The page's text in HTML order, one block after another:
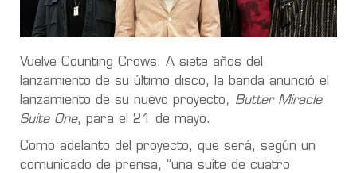
Vuelve Counting Crows. A siete años del
lanzamiento de su último disco, la banda anunció el
lanzamiento de su nuevo proyecto, Butter Miracle
Suite One, para el 21 de mayo.
Como adelanto del proyecto, que será, según un
comunicado de prensa, “una suite de cuatro